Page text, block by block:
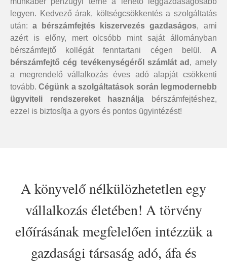
legyen. Kedvező árak, költségcsökkentés a szolgáltatás
után: a bérszámfejtés kiszervezés gazdaságos, ami
azért is előny, mert olcsóbb mint saját állományban
bérszámfejtő kollégát fenntartani cégen belül. A
bérszámfejtő cég tevékenységéről számlát ad , amely
a megrendelő vállalkozás éves adó alapját csökkenti
tovább. Cégünk a szolgáltatások során legmodernebb
ügyviteli rendszereket használja bérszámfejtéshez,
ezzel is biztosítja a gyors és pontos ügyintézést!
A könyvelő nélkülözhetetlen egy
vállalkozás életében! A törvény
előírásának megfelelően intézzük a
gazdasági társaság adó, áfa és